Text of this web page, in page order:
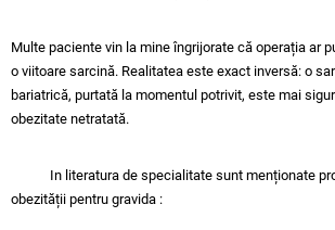
Multe paciente vin la mine îngrijorate că operația ar
o viitoare sarcină. Realitatea este exact inversă: o
bariatrică, purtată la momentul potrivit, este mai
obezitate netratată.
In literatura de specialitate sunt menționate
obezității pentru gravida :